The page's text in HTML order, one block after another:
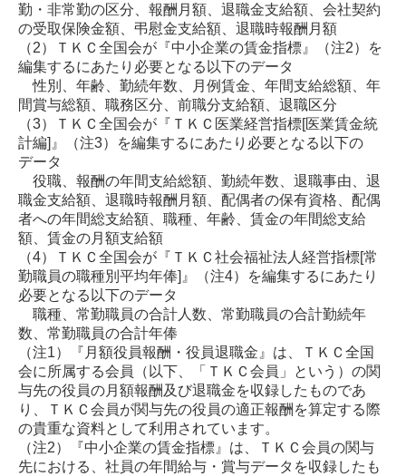
勤・非常勤の区分、報酬月額、退職金支給額、会社契約
の受取保険金額、弔慰金支給額、退職時報酬月額
（2）
ＴＫＣ全国会が『中小企業の賃金指標』 （注2）
を
編集するにあたり必要となる以下のデータ
性別、年齢、勤続年数、月例賃金、年間支給総額、年
間賞与総額、職務区分、前職分支給額、退職区分
（3）
ＴＫＣ全国会が『ＴＫＣ医業経営指標[医業賃金統
計編]』
（注3）
を編集するにあたり必要となる以下の
データ
役職、報酬の年間支給総額、勤続年数、退職事由、退
職金支給額、退職時報酬月額、配偶者の保有資格、配偶
者への年間総支給額、職種、年齢、賃金の年間総支給
額、賃金の月額支給額
（4）
ＴＫＣ全国会が『ＴＫＣ社会福祉法人経営指標[常
勤職員の職種別平均年俸]』
（注4）
を編集するにあたり
必要となる以下のデータ
職種、常勤職員の合計人数、常勤職員の合計勤続年
数、常勤職員の合計年俸
（注1）
『月額役員報酬・役員退職金』は、ＴＫＣ全国
会に所属する会員（以下、「ＴＫＣ会員」という）の関
与先の役員の月額報酬及び退職金を収録したものであ
り、ＴＫＣ会員が関与先の役員の適正報酬を算定する際
の貴重な資料として利用されています。
（注2）
『中小企業の賃金指標』は、ＴＫＣ会員の関与
先における、社員の年間給与・賞与データを収録したも